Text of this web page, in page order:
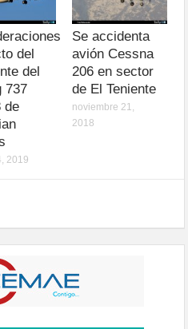
del
del
737
de
2019
Se accidenta
avión Cessna
206 en sector
de El Teniente
noviembre 21,
2018